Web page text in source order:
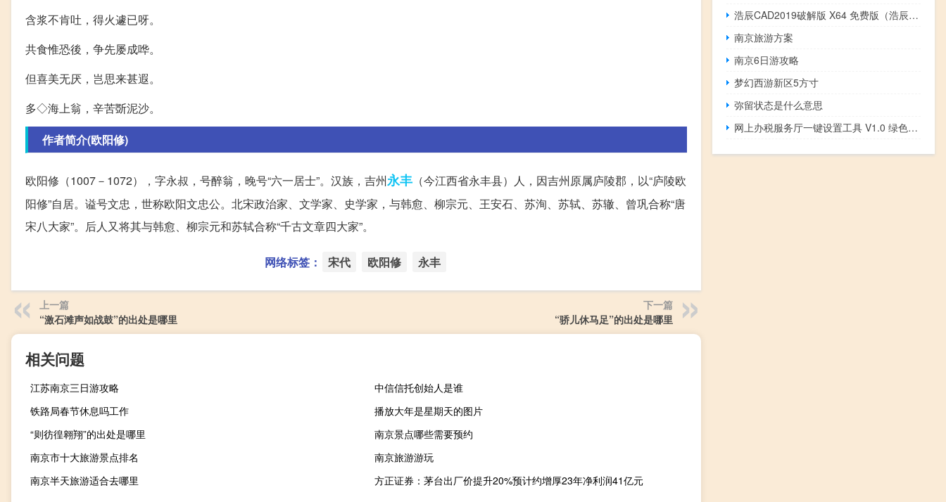
含浆不肯吐，得火遽已呀。
共食惟恐後，争先屡成哗。
但喜美无厌，岂思来甚遐。
多◇海上翁，辛苦斲泥沙。
作者简介(欧阳修)
欧阳修（1007－1072），字永叔，号醉翁，晚号“六一居士”。汉族，吉州永丰 （今江西省永丰县）人，因吉州原属庐陵郡，以“庐陵欧
阳修”自居。谥号文忠，世称欧阳文忠公。北宋政治家、文学家、史学家，与韩愈、柳宗元、王安石、苏洵、苏轼、苏辙、曾巩合称“唐
宋八大家”。后人又将其与韩愈、柳宗元和苏轼合称“千古文章四大家”。
网络标签： 宋代 欧阳修 永丰
上一篇
“激石滩声如战鼓”的出处是哪里
下一篇
“骄儿休马足”的出处是哪里
相关问题
江苏南京三日游攻略
中信信托创始人是谁
铁路局春节休息吗工作
播放大年是星期天的图片
“则彷徨翱翔”的出处是哪里
南京景点哪些需要预约
南京市十大旅游景点排名
南京旅游游玩
南京半天旅游适合去哪里
方正证券：茅台出厂价提升20%预计约增厚23年净利润41亿元
浩辰CAD2019破解版 X64 免费版（浩辰CAD2019破解版 X64 免费版功能简介）
南京旅游方案
南京6日游攻略
梦幻西游新区5方寸
弥留状态是什么意思
网上办税服务厅一键设置工具 V1.0 绿色版（网上办税服务厅一键设置工具 V1.0 绿色版功能简介）